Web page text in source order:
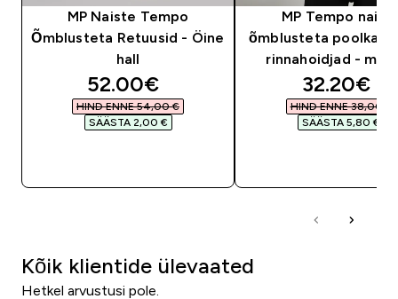
MP Naiste Tempo
Õmblusteta Retuusid - Öine
hall
discounted price
52.00€‎
HIND ENNE 54,00 €‎
SÄÄSTA 2,00 €‎
MP Tempo
õmblusteta
rinnahoidjad -
32.20€‎
HIND ENNE 38,00 €‎
SÄÄSTA 5,80 €‎
Kõik klientide ülevaated
Hetkel arvustusi pole.